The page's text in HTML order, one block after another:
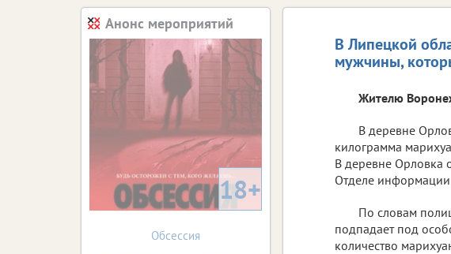
В Липецкой
мужчины,
Жителю
В деревне
килограмма
В деревне Орловка
Отделе
По словам
подпадает под
количество
Анонс мероприятий
18+
Обсессия